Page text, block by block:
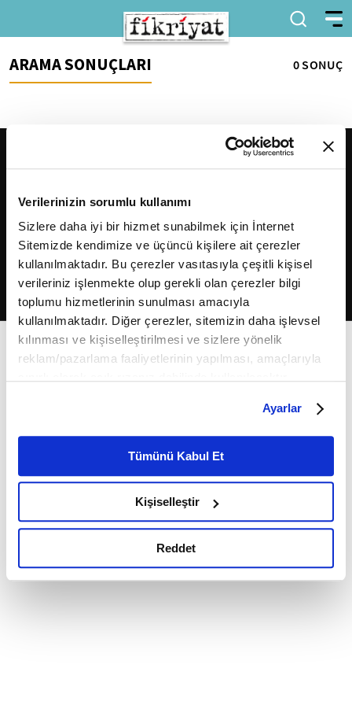
Verilerinizin sorumlu kullanımı
Sizlere daha iyi bir hizmet sunabilmek için İnternet
Sitemizde kendimize ve üçüncü kişilere ait çerezler
kullanılmaktadır. Bu çerezler vasıtasıyla çeşitli kişisel
verileriniz işlenmekte olup gerekli olan çerezler bilgi
toplumu hizmetlerinin sunulması amacıyla
kullanılmaktadır. Diğer çerezler, sitemizin daha işlevsel
kılınması ve kişiselleştirilmesi ve sizlere yönelik
reklam/pazarlama faaliyetlerinin yapılması, amaçlarıyla
belirleyebilirsiniz. Çerezlere ilişkin detaylı bilgi için
Ayarlar butonuna tıklayabilir,Çerez Bilgilendirme
Metnimizi ziyaret edebilirsiniz.
6698 sayılı Kişisel Verilerin Korunması Kanunu uyarınca
okumak ve sitemizi ziyaretiniz kapsamında
gerçekleştirilen veri işleme faaliyetleri ile ilgili daha
detaylı bilgi almak için lütfentıklayınız.
Ayarlar
Tümünü Kabul Et
Kişiselleştir
Reddet
ARAMA SONUÇLARI 0 SONUÇ
2026Fikriyat. Tüm hakları saklıdır.